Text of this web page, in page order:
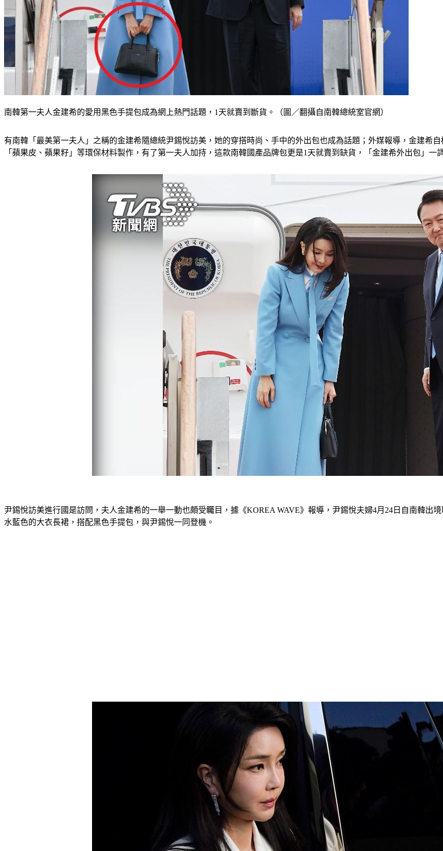
南韓第一夫人金建希的愛用黑色手提包成為網上熱門話題，1天就賣到斷貨。（圖／翻攝自南韓總統室官網）
有南韓「最美第一夫人」之稱的金建希隨總統尹錫悅訪美，她的穿搭時尚、手中的外出包也成為話題；外媒報導，金建希
「蘋果皮、蘋果籽」等環保材料製作，有了第一夫人加持，這款南韓國產品牌包更是1天就賣到缺貨，「金建希外出包」一
尹錫悅訪美進行國是訪問，夫人金建希的一舉一動也頗受矚目，據《KOREA WAVE》報導，尹錫悅夫婦4月24日自南韓出
水藍色的大衣長裙，搭配黑色手提包，與尹錫悅一同登機。